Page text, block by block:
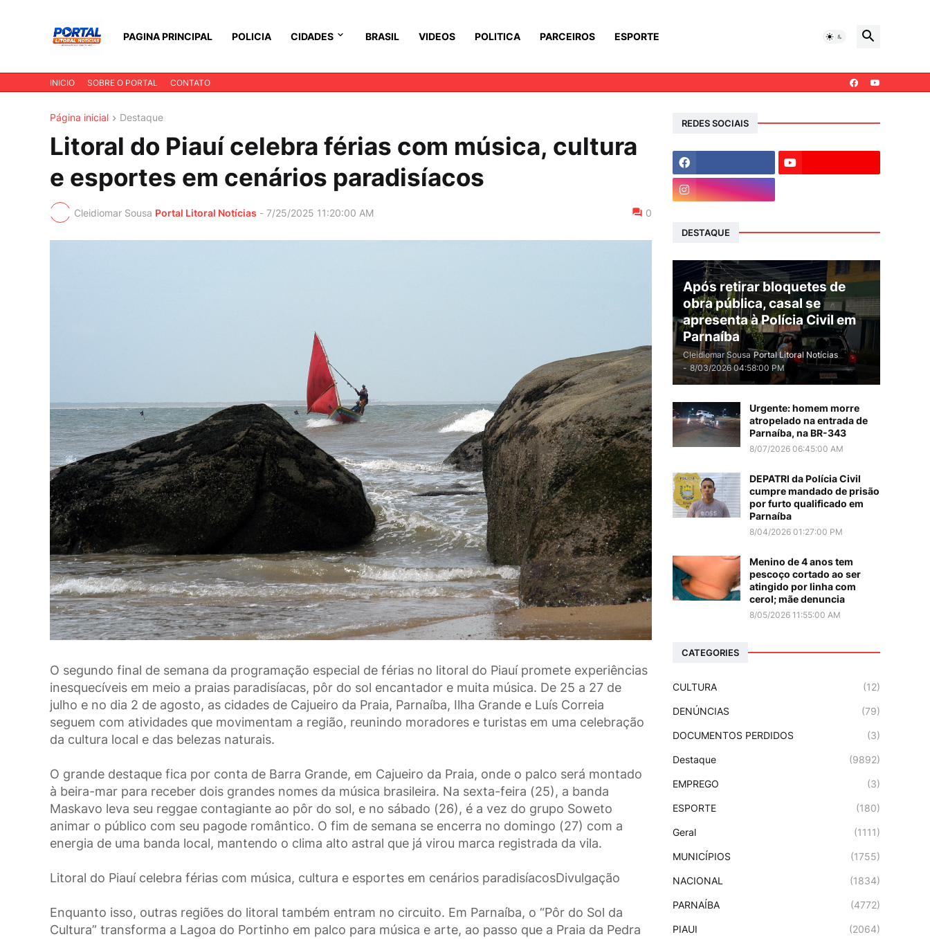
PAGINA PRINCIPAL POLICIA CIDADES BRASIL VIDEOS POLITICA PARCEIROS ESPORTE
INICIO SOBRE O PORTAL CONTATO
Página inicial Destaque
Litoral do Piauí celebra férias com música, cultura
e esportes em cenários paradisíacos
Cleidiomar Sousa Portal Litoral Notícias - 7/25/2025 11:20:00 AM 0
O segundo final de semana da programação especial de férias no litoral do Piauí promete experiências
inesquecíveis em meio a praias paradisíacas, pôr do sol encantador e muita música. De 25 a 27 de
julho e no dia 2 de agosto, as cidades de Cajueiro da Praia, Parnaíba, Ilha Grande e Luís Correia
seguem com atividades que movimentam a região, reunindo moradores e turistas em uma celebração
da cultura local e das belezas naturais.
O grande destaque fica por conta de Barra Grande, em Cajueiro da Praia, onde o palco será montado
à beira-mar para receber dois grandes nomes da música brasileira. Na sexta-feira (25), a banda
Maskavo leva seu reggae contagiante ao pôr do sol, e no sábado (26), é a vez do grupo Soweto
animar o público com seu pagode romântico. O fim de semana se encerra no domingo (27) com a
energia de uma banda local, mantendo o clima alto astral que já virou marca registrada da vila.
Litoral do Piauí celebra férias com música, cultura e esportes em cenários paradisíacosDivulgação
Enquanto isso, outras regiões do litoral também entram no circuito. Em Parnaíba, o “Pôr do Sol da
Cultura” transforma a Lagoa do Portinho em palco para música e arte, ao passo que a Praia da Pedra
REDES SOCIAIS
DESTAQUE
Após retirar bloquetes de
obra pública, casal se
apresenta à Polícia Civil em
Parnaíba
Cleidiomar Sousa Portal Litoral Notícias
- 8/03/2026 04:58:00 PM
Urgente: homem morre
atropelado na entrada de
Parnaíba, na BR-343
8/07/2026 06:45:00 AM
DEPATRI da Polícia Civil
cumpre mandado de prisão
por furto qualificado em
Parnaíba
8/04/2026 01:27:00 PM
Menino de 4 anos tem
pescoço cortado ao ser
atingido por linha com
cerol; mãe denuncia
8/05/2026 11:55:00 AM
CATEGORIES
CULTURA (12)
DENÚNCIAS (79)
DOCUMENTOS PERDIDOS (3)
Destaque (9892)
EMPREGO (3)
ESPORTE (180)
Geral (1111)
MUNICÍPIOS (1755)
NACIONAL (1834)
PARNAÍBA (4772)
PIAUI (2064)